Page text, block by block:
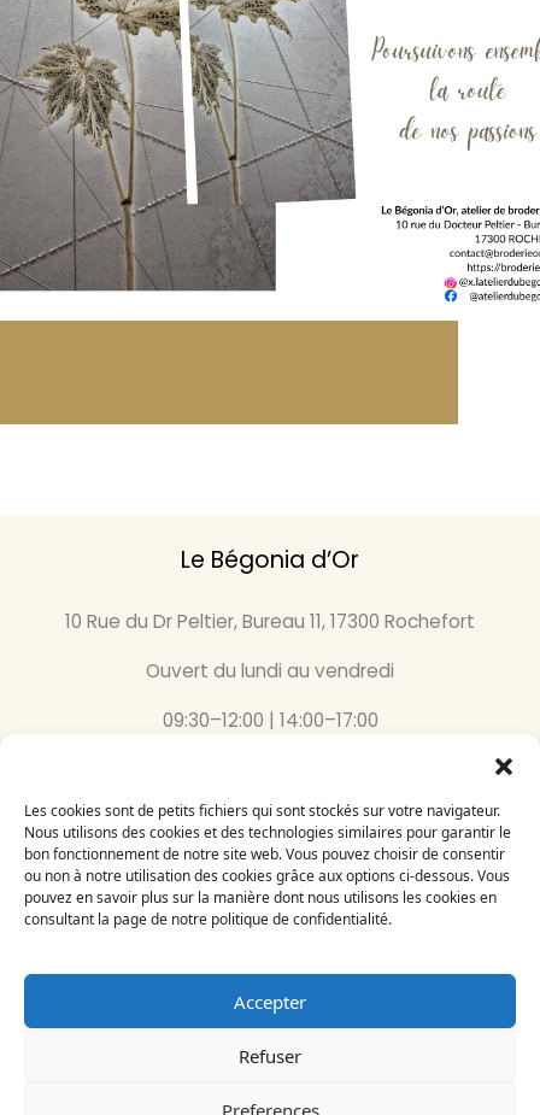
Les cookies sont de petits fichiers qui sont stockés sur votre navigateur.
Nous utilisons des cookies et des technologies similaires pour garantir le
bon fonctionnement de notre site web. Vous pouvez choisir de consentir
ou non à notre utilisation des cookies grâce aux options ci-dessous. Vous
pouvez en savoir plus sur la manière dont nous utilisons les cookies en
consultant la page de notre politique de confidentialité.
Accepter
Refuser
Preferences
Le Bégonia d’Or
10 Rue du Dr Peltier, Bureau 11, 17300 Rochefort
Ouvert du lundi au vendredi
09:30–12:00 | 14:00–17:00
Inscrivez-vous
à notre newsletter
Le Bégonia d’Or 2024
Création par